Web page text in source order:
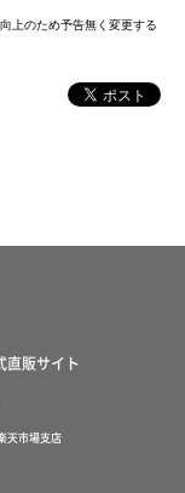
上のため予告無く変更する
販サイト
天市場支店